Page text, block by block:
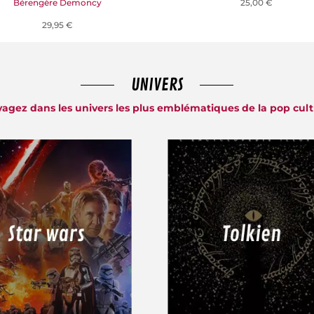
Bérengère Demoncy
29,95 €
25,00 €
UNIVERS
dans les univers les plus emblématiques de la pop